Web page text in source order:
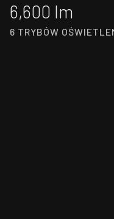
6,600 lm
6 TRYBÓW